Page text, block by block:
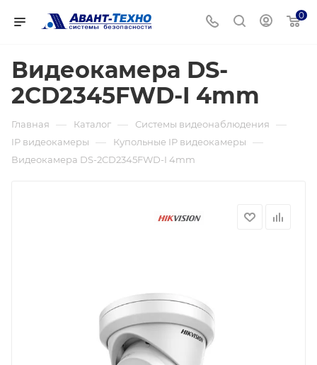
0
Видеокамера DS-
2CD2345FWD-I 4mm
Главная — Каталог — Системы видеонаблюдения —
IP видеокамеры — Купольные IP видеокамеры —
Видеокамера DS-2CD2345FWD-I 4mm